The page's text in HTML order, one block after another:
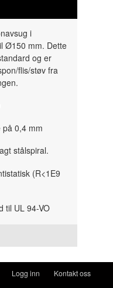
i
Ø150 mm. Dette
og er
flis/støv fra
på 0,4 mm
stålspiral.
(R<1E9
til UL 94-VO
Logg inn Kontakt oss